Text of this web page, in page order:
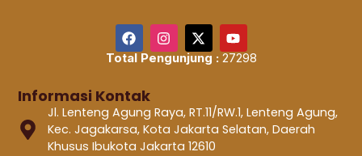
Total Pengunjung :27298
Informasi Kontak
Jl. Lenteng Agung Raya, RT.11/RW.1, Lenteng Agung,
Kec. Jagakarsa, Kota Jakarta Selatan, Daerah
Khusus Ibukota Jakarta 12610